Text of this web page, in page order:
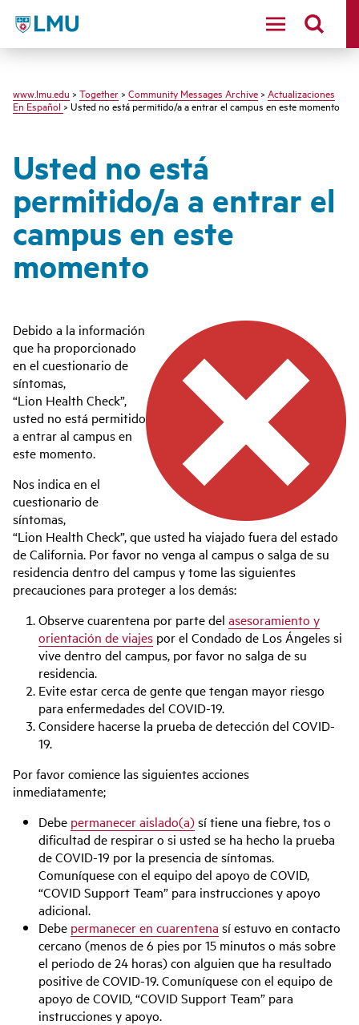
LMU - Loyola Marymount University logo
www.lmu.edu > Together > Community Messages Archive > Actualizaciones
En Español> Usted no está permitido/a a entrar el campus en este momento
Usted no está
permitido/a a entrar el
campus en este
momento
Debido a la información
que ha proporcionado
en el cuestionario de
síntomas,
“Lion Health Check”,
usted no está permitido
a entrar al campus en
este momento.
Nos indica en el
cuestionario de
síntomas,
“Lion Health Check”, que usted ha viajado fuera del estado
de California. Por favor no venga al campus o salga de su
residencia dentro del campus y tome las siguientes
precauciones para proteger a los demás:
Observe cuarentena por parte del asesoramiento y
orientación de viajes por el Condado de Los Ángeles si
vive dentro del campus, por favor no salga de su
residencia.
Evite estar cerca de gente que tengan mayor riesgo
para enfermedades del COVID-19.
Considere hacerse la prueba de detección del COVID-
19.
Por favor comience las siguientes acciones
inmediatamente;
Debe permanecer aislado(a)sí tiene una fiebre, tos o
dificultad de respirar o si usted se ha hecho la prueba
de COVID-19 por la presencia de síntomas.
Comuníquese con el equipo del apoyo de COVID,
“COVID Support Team” para instrucciones y apoyo
adicional.
Debe permanecer en cuarentena sí estuvo en contacto
cercano (menos de 6 pies por 15 minutos o más sobre
el periodo de 24 horas) con alguien que ha resultado
positive de COVID-19. Comuníquese con el equipo de
apoyo de COVID, “COVID Support Team” para
instrucciones y apoyo.